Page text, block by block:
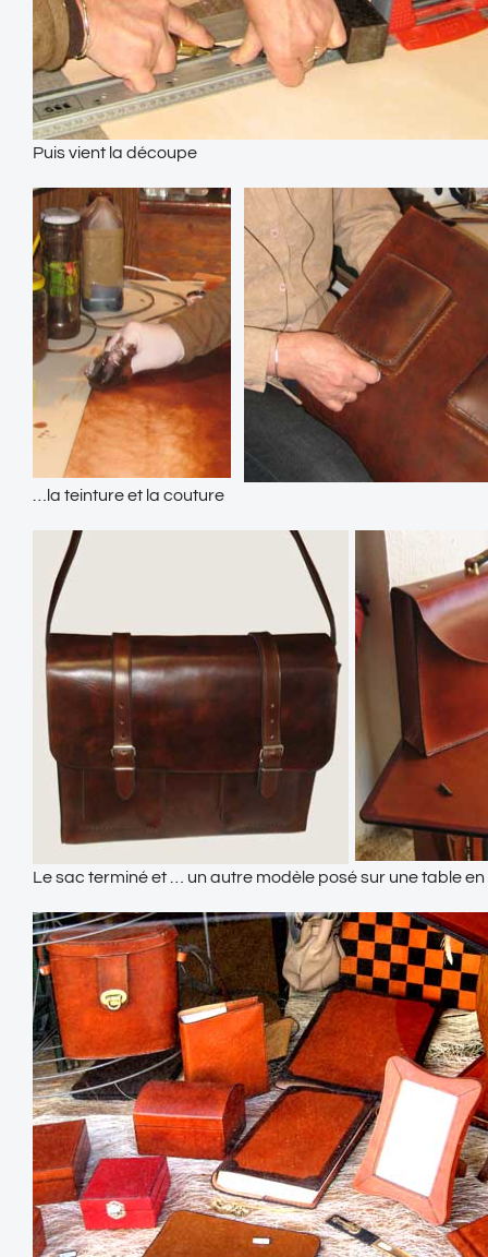
Puis vient la découpe
…la teinture et la couture
Le sac terminé et … un autre modèle posé sur une table en